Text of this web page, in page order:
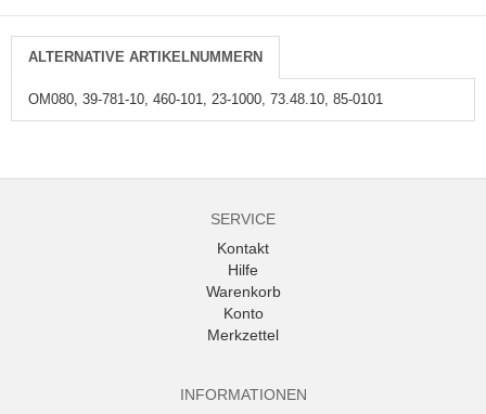
ALTERNATIVE ARTIKELNUMMERN
OM080, 39-781-10, 460-101, 23-1000, 73.48.10, 85-0101
SERVICE
Kontakt
Hilfe
Warenkorb
Konto
Merkzettel
INFORMATIONEN